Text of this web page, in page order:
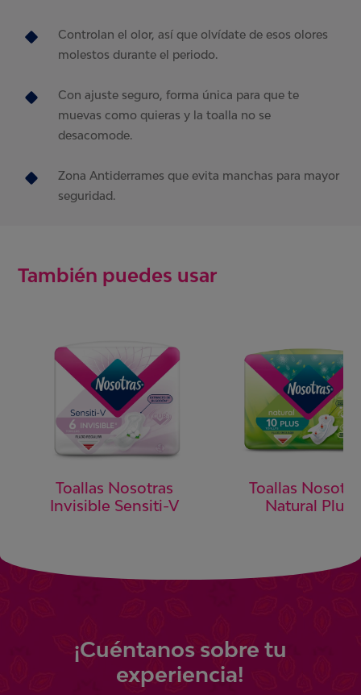
Controlan el olor, así que olvídate de esos olores
molestos durante el periodo.
Con ajuste seguro, forma única para que te
muevas como quieras y la toalla no se
desacomode.
Zona Antiderrames que evita manchas para mayor
seguridad.
También puedes usar
Toallas Nosotras
Invisible Sensiti-V
Toallas
Natural Plus
¡Cuéntanos sobre tu
experiencia!